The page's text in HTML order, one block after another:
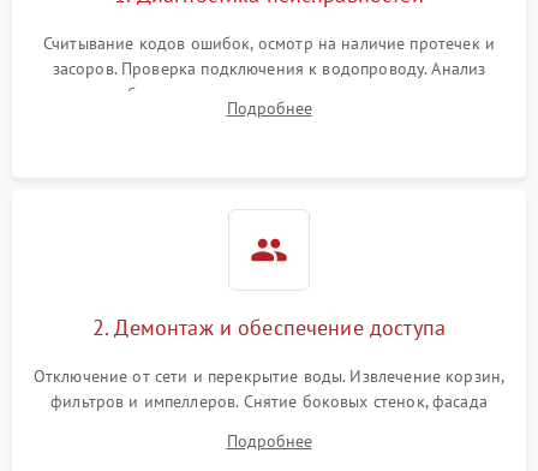
Считывание кодов ошибок, осмотр на наличие протечек и
засоров. Проверка подключения к водопроводу. Анализ
жалоб на отсутствие слива, нагрева, вращения
разбрызгивателей или срабатывание системы защиты
Подробнее
2. Демонтаж и обеспечение доступа
Отключение от сети и перекрытие воды. Извлечение корзин,
фильтров и импеллеров. Снятие боковых стенок, фасада
циркуляционному насосу, ТЭНу и сливной помпе.
Подробнее